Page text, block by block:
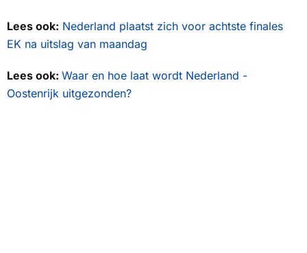
Lees ook: Nederland plaatst zich voor achtste finales
EK na uitslag van maandag
Lees ook: Waar en hoe laat wordt Nederland -
Oostenrijk uitgezonden?